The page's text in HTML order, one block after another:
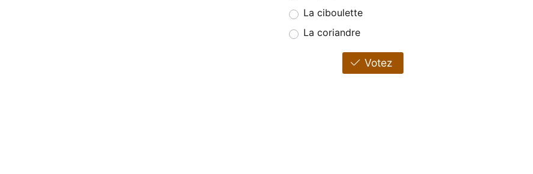
La ciboulette
La coriandre
Votez